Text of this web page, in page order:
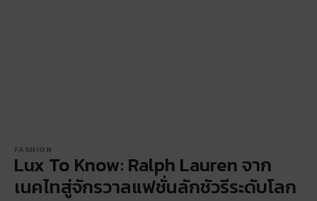
FASHION
Lux To Know: Ralph Lauren จาก
เนคไทสู่จักรวาลแฟชั่นลักชัวรีระดับโลก